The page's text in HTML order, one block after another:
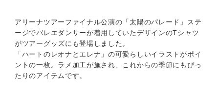
アリーナツアーファイナル公演の「太陽のパレード」ステ
ージでバレエダンサーが着用していたデザインのTシャツ
がツアーグッズにも登場しました。
「ハートのレオナとエレナ」の可愛らしいイラストがポイ
ントの一枚。ラメ加工が施され、これからの季節にもぴっ
たりのアイテムです。